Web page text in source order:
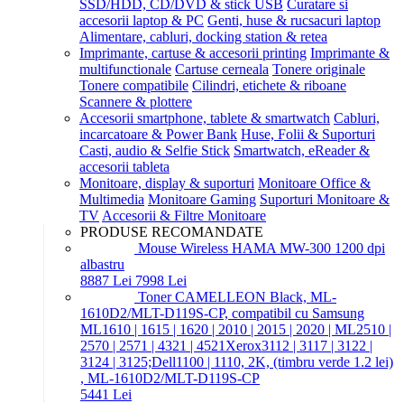
SSD/HDD, CD/DVD & stick USB Curatare si
accesorii laptop & PC Genti, huse & rucsacuri laptop
Alimentare, cabluri, docking station & retea
Imprimante, cartuse & accesorii printing Imprimante &
multifunctionale Cartuse cerneala Tonere originale
Tonere compatibile Cilindri, etichete & riboane
Scannere & plottere
Accesorii smartphone, tablete & smartwatch Cabluri,
incarcatoare & Power Bank Huse, Folii & Suporturi
Casti, audio & Selfie Stick Smartwatch, eReader &
accesorii tableta
Monitoare, display & suporturi Monitoare Office &
Multimedia Monitoare Gaming Suporturi Monitoare &
TV Accesorii & Filtre Monitoare
PRODUSE RECOMANDATE
Mouse Wireless HAMA MW-300 1200 dpi
albastru
8887 Lei 7998 Lei
Toner CAMELLEON Black, ML-
1610D2/MLT-D119S-CP, compatibil cu Samsung
ML1610 | 1615 | 1620 | 2010 | 2015 | 2020 | ML2510 |
2570 | 2571 | 4321 | 4521Xerox3112 | 3117 | 3122 |
3124 | 3125;Dell1100 | 1110, 2K, (timbru verde 1.2 lei)
, ML-1610D2/MLT-D119S-CP
5441 Lei